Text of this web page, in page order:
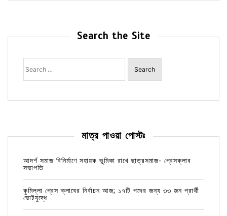
Search the Site
Search
for:
মাত্র পাওয়া পোস্টঃ
আদর্শ সমাজ বিনির্মাণে সহায়ক ভুমিকা রাখে ছাত্রসমাজ- প্রেসক্লাব
সভাপতি
কুমিল্লা প্রেস ক্লাবের নির্বাচন আজ; ১৭টি পদের জন্য ৩৩ জন প্রার্থী
ভোটযুদ্ধে